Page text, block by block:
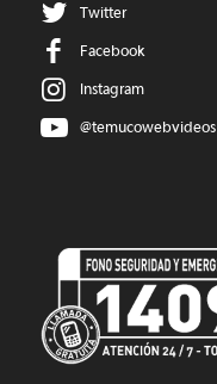
Twitter
Facebook
Instagram
@temucowebvideos